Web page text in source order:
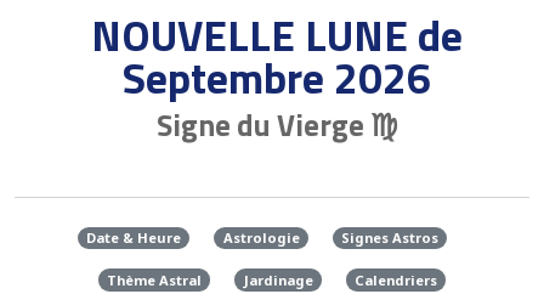
NOUVELLE LUNE de
Septembre 2026
Signe du Vierge ♍
Date & Heure Astrologie Signes Astros
Thème Astral Jardinage Calendriers